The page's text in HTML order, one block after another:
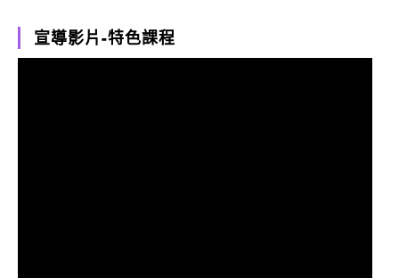
宣導影片-特色課程